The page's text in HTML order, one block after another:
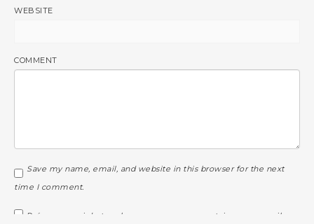
WEBSITE
COMMENT
Save my name, email, and website in this browser for the next
time I comment.
Prévenez-moi de tous les nouveaux commentaires par e-mail.